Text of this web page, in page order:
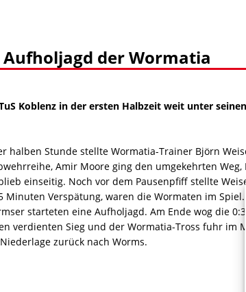
Aufholjagd der Wormatia
Koblenz in der ersten Halbzeit weit unter
halben Stunde stellte Wormatia-Trainer Björn
Amir Moore ging den umgekehrten
einseitig. Noch vor dem Pausenpfiff stellte
Verspätung, waren die Wormaten im Spiel.
starteten eine Aufholjagd. Am Ende wog die
verdienten Sieg und der Wormatia-Tross fuhr im
zurück nach Worms.